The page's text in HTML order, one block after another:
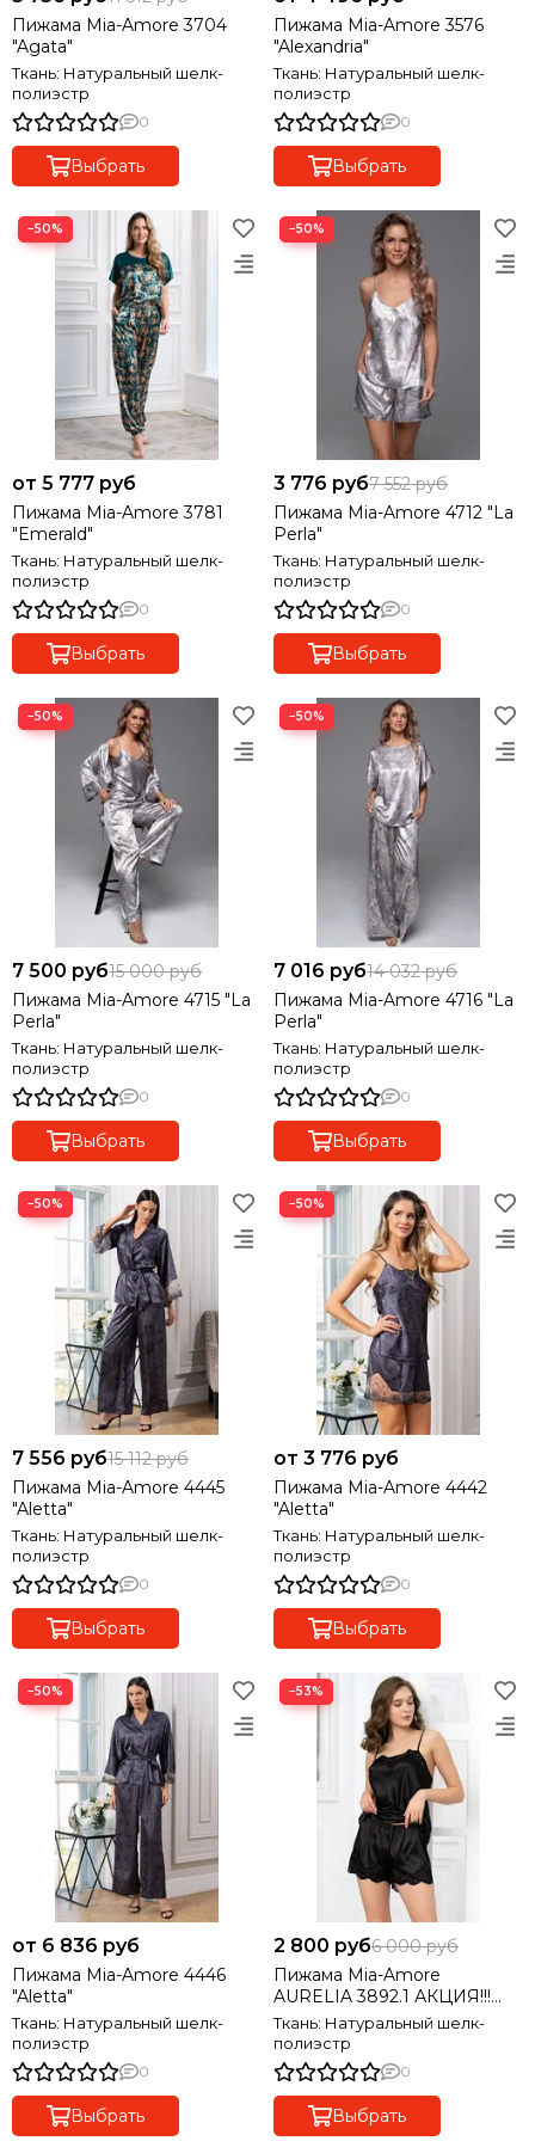
Пижама Mia-Amore 3704
"Agata"
Ткань: Натуральный шелк-
полиэстр
0
Выбрать
Пижама Mia-Amore 3576
"Alexandria"
Ткань: Натуральный шелк-
полиэстр
0
Выбрать
−50%
от 5 777 руб
Пижама Mia-Amore 3781
"Emerald"
Ткань: Натуральный шелк-
полиэстр
0
Выбрать
−50%
3 776 руб7 552 руб
Пижама Mia-Amore 4712 "La
Perla"
Ткань: Натуральный шелк-
полиэстр
0
Выбрать
−50%
7 500 руб15 000 руб
Пижама Mia-Amore 4715 "La
Perla"
Ткань: Натуральный шелк-
полиэстр
0
Выбрать
−50%
7 016 руб14 032 руб
Пижама Mia-Amore 4716 "La
Perla"
Ткань: Натуральный шелк-
полиэстр
0
Выбрать
−50%
7 556 руб15 112 руб
Пижама Mia-Amore 4445
"Aletta"
Ткань: Натуральный шелк-
полиэстр
0
Выбрать
−50%
от 3 776 руб
Пижама Mia-Amore 4442
"Aletta"
Ткань: Натуральный шелк-
полиэстр
0
Выбрать
−50%
от 6 836 руб
Пижама Mia-Amore 4446
"Aletta"
Ткань: Натуральный шелк-
полиэстр
0
Выбрать
−53%
2 800 руб6 000 руб
Пижама Mia-Amore
AURELIA 3892.1 АКЦИЯ!!!
Последний размер
Ткань: Натуральный шелк-
полиэстр
0
Выбрать